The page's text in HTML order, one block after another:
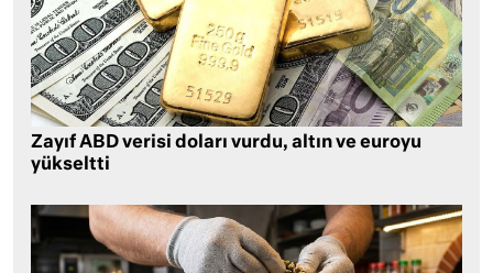
Zayıf ABD verisi doları vurdu, altın ve euroyu
yükseltti